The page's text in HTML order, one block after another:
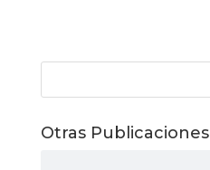
Otras Publicaciones